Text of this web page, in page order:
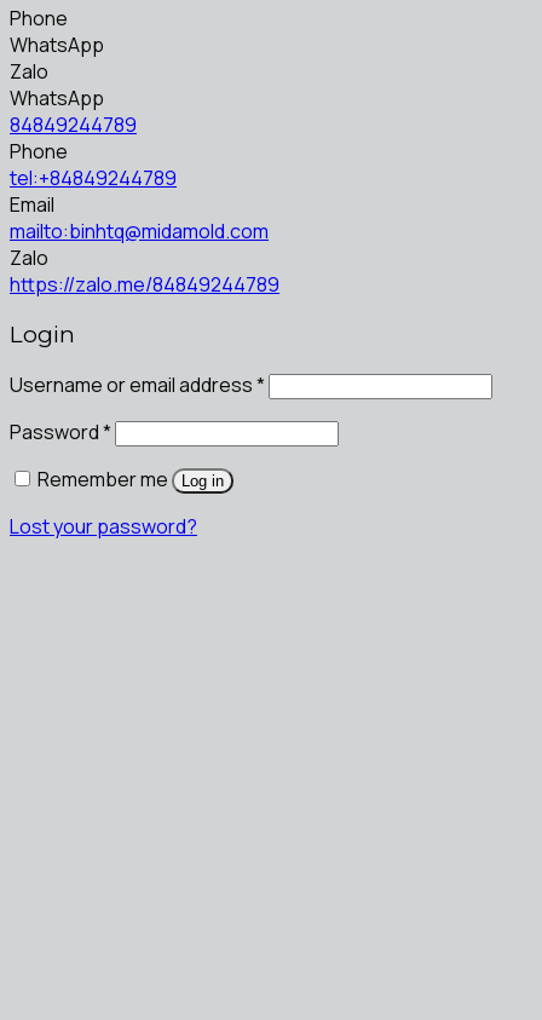
Phone
WhatsApp
Zalo
WhatsApp
84849244789
Phone
tel:+84849244789
Email
mailto:binhtq@midamold.com
Zalo
https://zalo.me/84849244789
Login
Username or email address*
Password*
Remember me
Log in
Lost your password?